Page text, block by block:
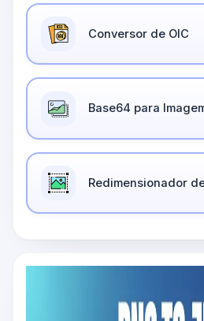
Conversor de OIC
Base64 para
Redimensionador